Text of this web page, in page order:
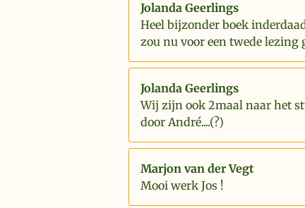
Jolanda Geerlings
Heel bijzonder boek
zou nu voor een twede lezing
Jolanda Geerlings
Wij zijn ook 2maal naar het
door André....(?)
Marjon van der Vegt
Mooi werk Jos !